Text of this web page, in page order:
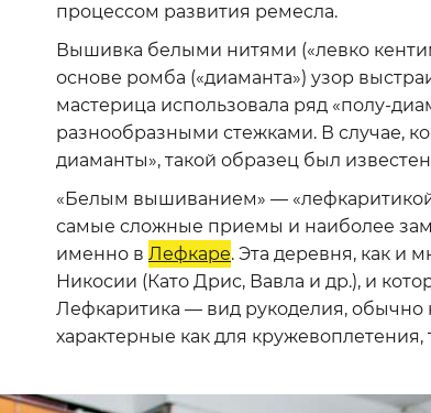
процессом развития ремесла.
Вышивка белыми нитями («левко
основе ромба («диаманта») узор
мастерица использовала ряд «полу-
разнообразными стежками. В случае,
диаманты», такой образец был известен
«Белым вышиванием» —
самые сложные приемы и наиболее
именно в Лефкаре. Эта деревня, как и
Никосии (Като Дрис, Вавла и др.), и
Лефкаритика — вид рукоделия, обычно
характерные как для